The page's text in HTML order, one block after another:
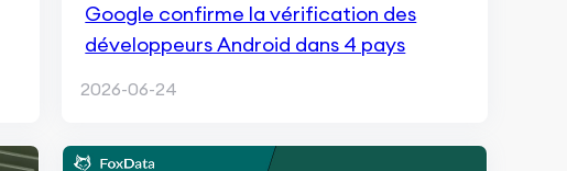
Google confirme la vérification des
développeurs Android dans 4 pays
2026-06-24